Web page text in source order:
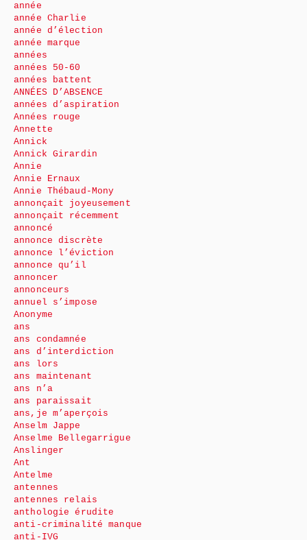
année
année Charlie
année d’élection
année marque
années
années 50-60
années battent
ANNÉES D’ABSENCE
années d’aspiration
Années rouge
Annette
Annick
Annick Girardin
Annie
Annie Ernaux
Annie Thébaud-Mony
annonçait joyeusement
annonçait récemment
annoncé
annonce discrète
annonce l’éviction
annonce qu’il
annoncer
annonceurs
annuel s’impose
Anonyme
ans
ans condamnée
ans d’interdiction
ans lors
ans maintenant
ans n’a
ans paraissait
ans,je m’aperçois
Anselm Jappe
Anselme Bellegarrigue
Anslinger
Ant
Antelme
antennes
antennes relais
anthologie érudite
anti-criminalité manque
anti-IVG